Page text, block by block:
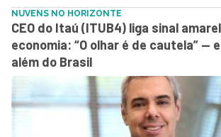
NUVENS NO HORIZONTE
CEO do Itaú (ITUB4) liga sinal
economia: “O olhar é de cautela” —
além do Brasil